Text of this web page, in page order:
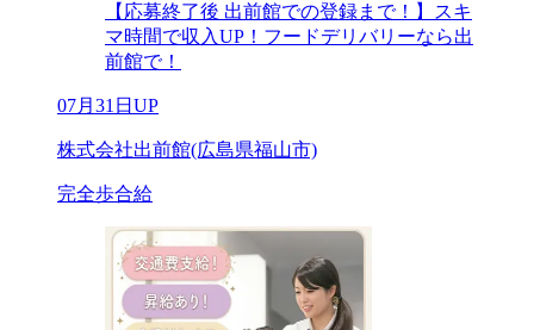
【応募終了後 出前館での登録まで！】スキ
マ時間で収入UP！フードデリバリーなら出
前館で！
07月31日UP
株式会社出前館(広島県福山市)
完全歩合給